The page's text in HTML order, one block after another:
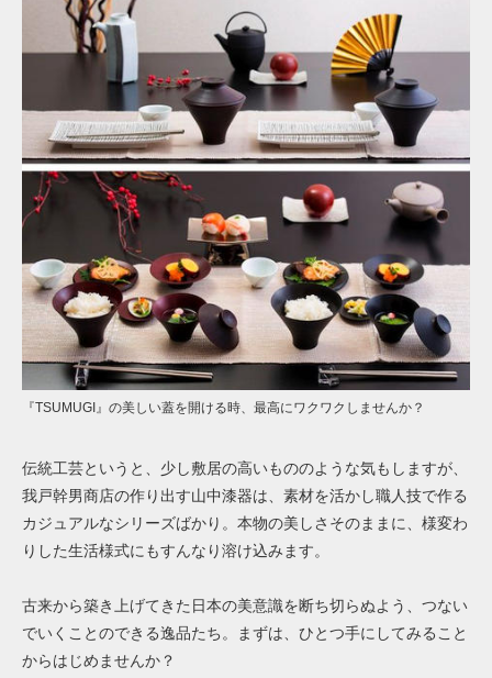
『TSUMUGI』の美しい蓋を開ける時、最高にワクワクしませんか？
伝統工芸というと、少し敷居の高いもののような気もしますが、
我戸幹男商店の作り出す山中漆器は、素材を活かし職人技で作る
カジュアルなシリーズばかり。本物の美しさそのままに、様変わ
りした生活様式にもすんなり溶け込みます。
古来から築き上げてきた日本の美意識を断ち切らぬよう、つない
でいくことのできる逸品たち。まずは、ひとつ手にしてみること
からはじめませんか？